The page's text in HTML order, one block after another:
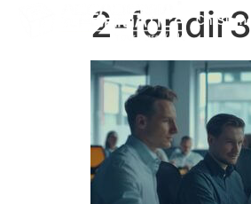
Chi Siamo
2-fondir3